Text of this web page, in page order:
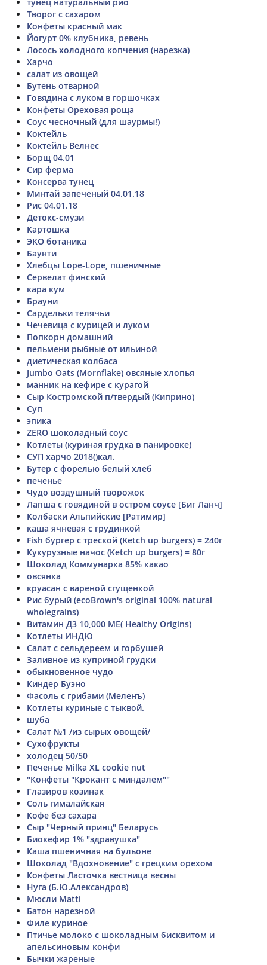
Творог с сахаром
Конфеты красный мак
Йогурт 0% клубника, ревень
Лосось холодного копчения (нарезка)
Харчо
салат из овощей
Бутень отварной
Говядина с луком в горшочках
Конфеты Ореховая роща
Соус чесночный (для шаурмы!)
Коктейль
Коктейль Велнес
Борщ 04.01
Сир ферма
Консерва тунец
Минтай запеченый 04.01.18
Рис 04.01.18
Детокс-смузи
Картошка
ЭКО ботаника
Баунти
Хлебцы Lope-Lope, пшеничные
Сервелат финский
кара кум
Брауни
Сардельки телячьи
Чечевица с курицей и луком
Попкорн домашний
пельмени рыбные от ильиной
диетическая колбаса
Jumbo Oats (Mornflake) овсяные хлопья
манник на кефире с курагой
Сыр Костромской п/твердый (Киприно)
Суп
эпика
ZERO шоколадный соус
Котлеты (куриная грудка в панировке)
СУП харчо 2018()кал.
Бутер с форелью белый хлеб
печенье
Чудо воздушный творожок
Лапша с говядиной в остром соусе [Биг Ланч]
Колбаски Альпийские [Ратимир]
каша ячневая с грудинкой
Fish бургер с треской (Ketch up burgers) = 240г
Кукурузные начос (Ketch up burgers) = 80г
Шоколад Коммунарка 85% какао
овсянка
круасан с вареной сгущенкой
Рис бурый (ecoBrown's original 100% natural
wholegrains)
Витамин Д3 10,000 МЕ( Healthy Origins)
Котлеты ИНДЮ
Салат с сельдереем и горбушей
Заливное из куприной грудки
обыкновенное чудо
Киндер Буэно
Фасоль с грибами (Меленъ)
Котлеты куриные с тыквой.
шуба
Салат №1 /из сырых овощей/
Сухофрукты
холодец 50/50
Печенье Milka XL cookie nut
"Конфеты "Крокант с миндалем""
Глазиров козинак
Соль гималайская
Кофе без сахара
Сыр "Черный принц" Беларусь
Биокефир 1% "здравушка"
Каша пшеничная на бульоне
Шоколад "Вдохновение" с грецким орехом
Конфеты Ласточка вестница весны
Нуга (Б.Ю.Александров)
Мюсли Matti
Батон нарезной
Филе куриное
Птичье молоко с шоколадным бисквитом и
апельсиновым конфи
Бычки жареные